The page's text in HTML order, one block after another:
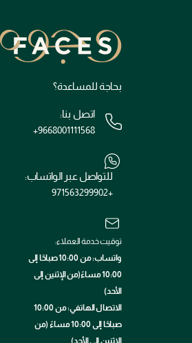
بحاجة للمساعدة؟
اتصل بنا:
+9668001111568
للتواصل عبر الواتساب:
+971563299902
توقيت خدمة العملاء:
واتساب: من 10:00 صباحًا إلى
10:00 مساءً(من الإثنين إلى
الأحد)
الاتصال الهاتفي: من 10:00
صباحًا إلى 10:00 مساءً (من